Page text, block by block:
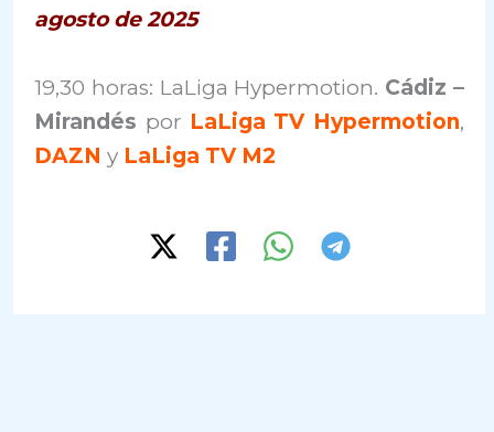
agosto de 2025
19,30 horas: LaLiga Hypermotion. Cádiz –
Mirandés por LaLiga TV Hypermotion,
DAZN y LaLiga TV M2